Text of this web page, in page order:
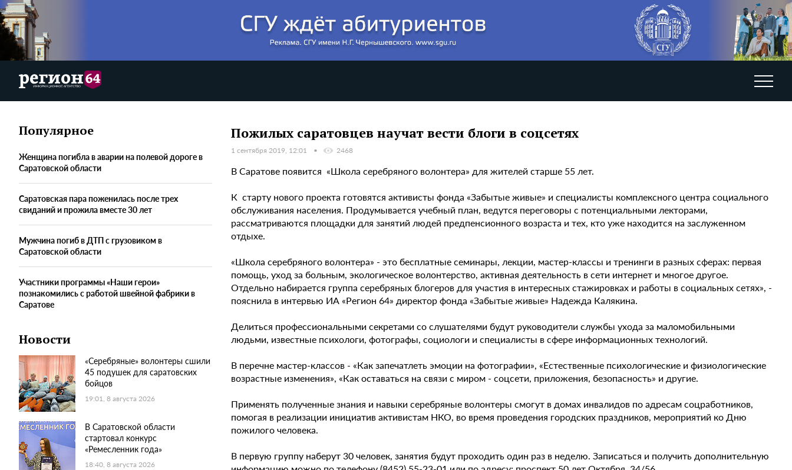
Популярное
Женщина погибла в аварии на полевой дороге в
Саратовской области
Саратовская пара поженилась после трех
свиданий и прожила вместе 30 лет
Мужчина погиб в ДТП с грузовиком в
Саратовской области
Участники программы «Наши герои»
познакомились с работой швейной фабрики в
Саратове
Новости
«Серебряные» волонтеры сшили
45 подушек для саратовских
бойцов
19:01, 8 августа 2026
В Саратовской области
стартовал конкурс
«Ремесленник года»
18:40, 8 августа 2026
Пожилых саратовцев научат вести блоги в соцсетях
1 сентября 2019, 12:01 2468
В Саратове появится «Школа серебряного волонтера» для жителей старше 55 лет.
К старту нового проекта готовятся активисты фонда «Забытые живые» и специалисты комплексного центра социального
обслуживания населения. Продумывается учебный план, ведутся переговоры с потенциальными лекторами,
рассматриваются площадки для занятий людей предпенсионного возраста и тех, кто уже находится на заслуженном
отдыхе.
«Школа серебряного волонтера» - это бесплатные семинары, лекции, мастер-классы и тренинги в разных сферах: первая
помощь, уход за больным, экологическое волонтерство, активная деятельность в сети интернет и многое другое.
Отдельно набирается группа серебряных блогеров для участия в интересных стажировках и работы в социальных сетях», -
пояснила в интервью ИА «Регион 64» директор фонда «Забытые живые» Надежда Калякина.
Делиться профессиональными секретами со слушателями будут руководители службы ухода за маломобильными
людьми, известные психологи, фотографы, социологи и специалисты в сфере информационных технологий.
В перечне мастер-классов - «Как запечатлеть эмоции на фотографии», «Естественные психологические и физиологические
возрастные изменения», «Как оставаться на связи с миром - соцсети, приложения, безопасность» и другие.
Применять полученные знания и навыки серебряные волонтеры смогут в домах инвалидов по адресам соцработников,
помогая в реализации инициатив активистам НКО, во время проведения городских праздников, мероприятий ко Дню
пожилого человека.
В первую группу наберут 30 человек, занятия будут проходить один раз в неделю. Записаться и получить дополнительную